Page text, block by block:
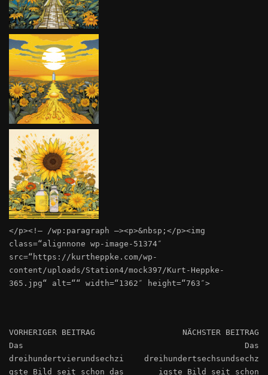
</p><!– /wp:paragraph –><p>&nbsp;</p><img
class=“alignnone wp-image-51374″
src=“https://kurtheppke.com/wp-
content/uploads/Station4/mock397/Kurt-Heppke-
365.jpg“ alt=““ width=“1362″ height=“763″>
VORHERIGER BEITRAG
Das
dreihundertvierundsechzi
gste Bild seit schon das
NÄCHSTER BEITRAG
Das
dreihundertsechsundsechz
igste Bild seit schon